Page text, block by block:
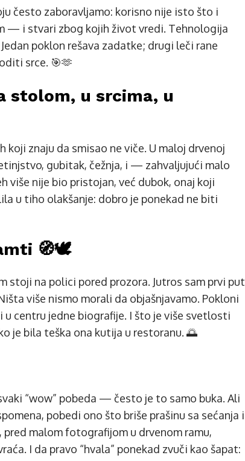
često zaboravljamo: korisno nije isto što i
— i stvari zbog kojih život vredi. Tehnologija
poklon rešava zadatke; drugi leči rane
srce. 🎯🫶
stolom, u srcima, u
znaju da smisao ne viče. U maloj drvenoj
gubitak, čežnja, i — zahvaljujući malo
više nije bio pristojan, već dubok, onaj koji
u tiho olakšanje: dobro je ponekad ne biti
🧭🕊️
stoji na polici pored prozora. Jutros sam prvi put
više nismo morali da objašnjavamo. Pokloni
u centru jedne biografije. I što je više svetlosti
je bila teška ona kutija u restoranu. 🌅
“wow” pobeda — često je to samo buka. Ali
pobedi ono što briše prašinu sa sećanja i
malom fotografijom u drvenom ramu,
I da pravo “hvala” ponekad zvuči kao šapat: